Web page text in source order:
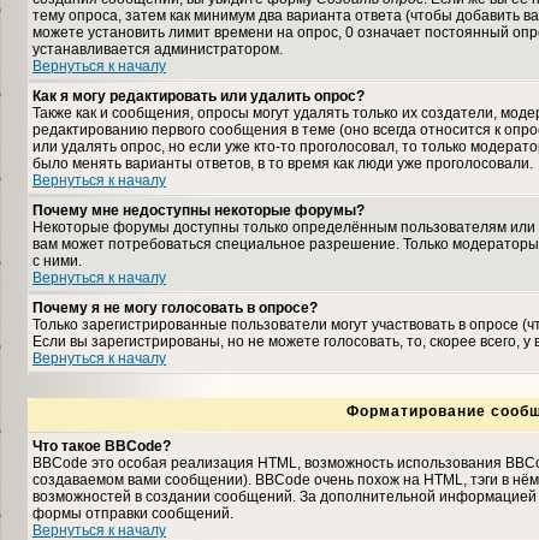
тему опроса, затем как минимум два варианта ответа (чтобы добавить
можете установить лимит времени на опрос, 0 означает постоянный
устанавливается администратором.
Вернуться к началу
Как я могу редактировать или удалить опрос?
Также как и сообщения, опросы могут удалять только их создатели,
редактированию первого сообщения в теме (оно всегда относится к
или удалять опрос, но если уже кто-то проголосовал, то только
было менять варианты ответов, в то время как люди уже проголосовали.
Вернуться к началу
Почему мне недоступны некоторые форумы?
Некоторые форумы доступны только определённым пользователям
вам может потребоваться специальное разрешение. Только
с ними.
Вернуться к началу
Почему я не могу голосовать в опросе?
Только зарегистрированные пользователи могут участвовать в
Если вы зарегистрированы, но не можете голосовать, то, скорее всего,
Вернуться к началу
Форматирование
Что такое BBCode?
BBCode это особая реализация HTML, возможность использования
создаваемом вами сообщении). BBCode очень похож на HTML, тэги в
возможностей в создании сообщений. За дополнительной
формы отправки сообщений.
Вернуться к началу